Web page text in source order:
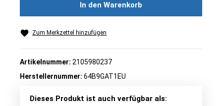
In den Warenkorb
Zum Merkzettel hinzufügen
Artikelnummer: 2105980237
Herstellernummer: 64B9GAT1EU
Dieses Produkt ist auch verfügbar als: